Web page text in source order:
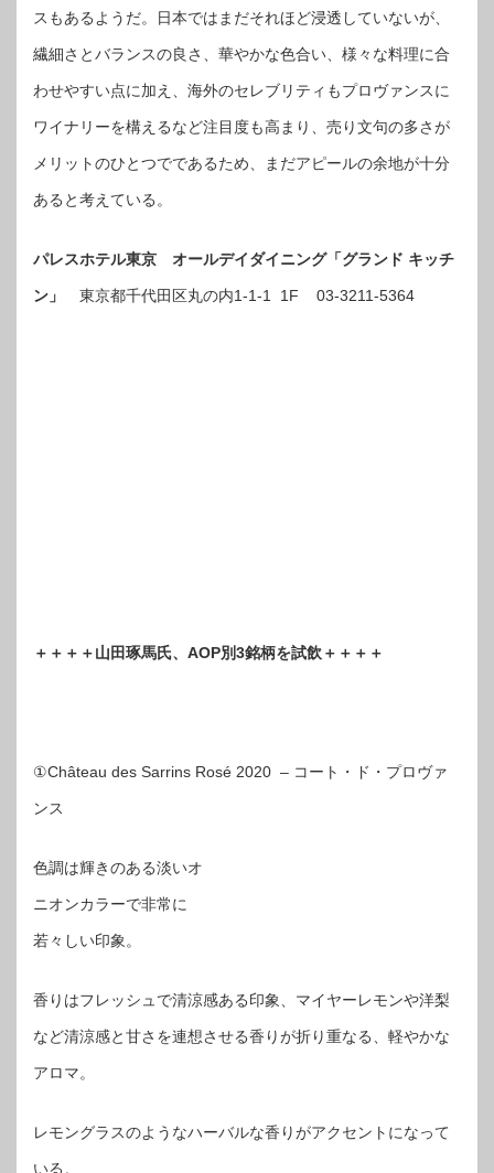
スもあるようだ。日本ではまだそれほど浸透していないが、
繊細さとバランスの良さ、華やかな色合い、様々な料理に合
わせやすい点に加え、海外のセレブリティもプロヴァンスに
ワイナリーを構えるなど注目度も高まり、売り文句の多さが
メリットのひとつでであるため、まだアピールの余地が十分
あると考えている。
パレスホテル東京 オールデイダイニング「グランド キッチ
ン」 東京都千代田区丸の内1-1-1 1F 03-3211-5364
＋＋＋＋山田琢馬氏、AOP別3銘柄を試飲＋＋＋＋
①Château des Sarrins Rosé 2020 – コート・ド・プロヴァ
ンス
色調は輝きのある淡いオ
ニオンカラーで非常に
若々しい印象。
香りはフレッシュで清涼感ある印象、マイヤーレモンや洋梨
など清涼感と甘さを連想させる香りが折り重なる、軽やかな
アロマ。
レモングラスのようなハーバルな香りがアクセントになって
いる。